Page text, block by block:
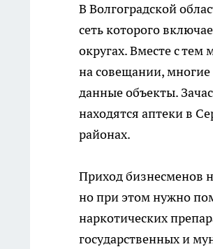
В Волгоградской
сеть которого
округах. Вместе с
на совещании,
данные объекты.
находятся аптеки в
районах.
Приход бизнесменов
но при этом нужно
наркотических
государственных и